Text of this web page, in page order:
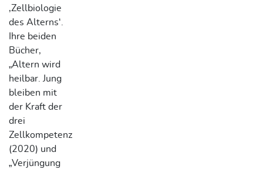
‚Zellbiologie
des Alterns‘.
Ihre beiden
Bücher,
„Altern wird
heilbar. Jung
bleiben mit
der Kraft der
drei
Zellkompetenzen“
(2020) und
„Verjüngung